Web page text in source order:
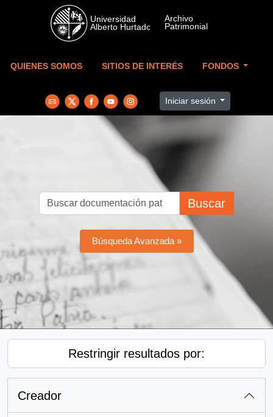
Skip to main content
QUIENES SOMOS SITIOS DE INTERÉS FONDOS
Iniciar sesión
Buscar
Búsqueda Avanzada »
Restringir resultados por:
Creador